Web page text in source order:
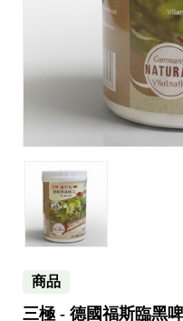
商品
三極 - 德國福斯臨黑